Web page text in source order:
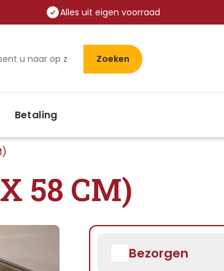
Alles uit eigen voorraad
Zoeken
Betaling
58 CM)
Bezorgen